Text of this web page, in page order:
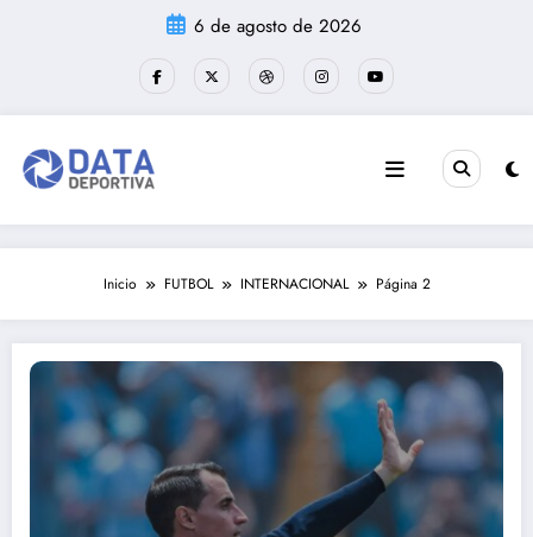
6 de agosto de 2026
Inicio FUTBOL INTERNACIONAL Página 2